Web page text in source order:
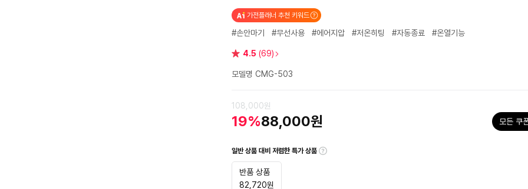
가전플래너 추천 키워드
#손안마기 #무선사용 #에어지압 #저온히팅 #자동종료 #온열기능
별 4.5 (69)
모델명 CMG-503
108,000원
19%88,000원 모든 쿠
일반 상품 대비 저렴한 특가 상품
반품 상품
82,720원